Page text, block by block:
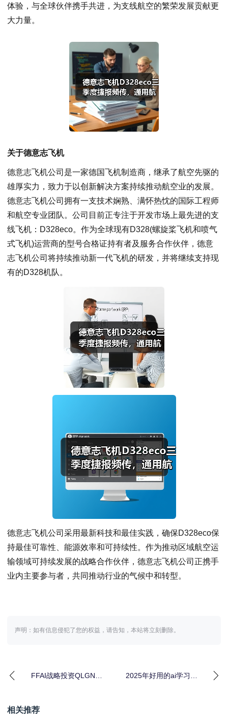
体验，与全球伙伴携手共进，为支线航空的繁荣发展贡献更
大力量。
关于德意志飞机
德意志飞机公司是一家德国飞机制造商，继承了航空先驱的
雄厚实力，致力于以创新解决方案持续推动航空业的发展。
德意志飞机公司拥有一支技术娴熟、满怀热忱的国际工程师
和航空专业团队。公司目前正专注于开发市场上最先进的支
线飞机：D328eco。作为全球现有D328(螺旋桨飞机和喷气
式飞机)运营商的型号合格证持有者及服务合作伙伴，德意
志飞机公司将持续推动新一代飞机的研发，并将继续支持现
有的D328机队。
德意志飞机公司采用最新科技和最佳实践，确保D328eco保
持最佳可靠性、能源效率和可持续性。作为推动区域航空运
输领域可持续发展的战略合作伙伴，德意志飞机公司正携手
业内主要参与者，共同推动行业的气候中和转型。
声明：如有信息侵犯了您的权益，请告知，本站将立刻删除。
FFAI战略投资QLGN公
2025年好用的ai学习机
相关推荐